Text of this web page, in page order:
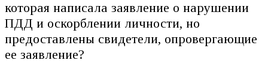
которая написала заявление о нарушении
ПДД и оскорблении личности, но
предоставлены свидетели, опровергающие
ее заявление?